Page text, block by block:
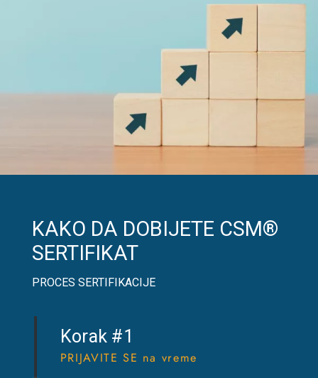
KAKO DA DOBIJETE CSM®
SERTIFIKAT
PROCES SERTIFIKACIJE
Korak #1
PRIJAVITE SE na vreme